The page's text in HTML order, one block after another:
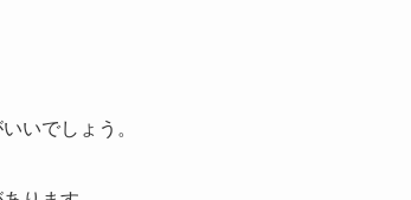
いでしょう。